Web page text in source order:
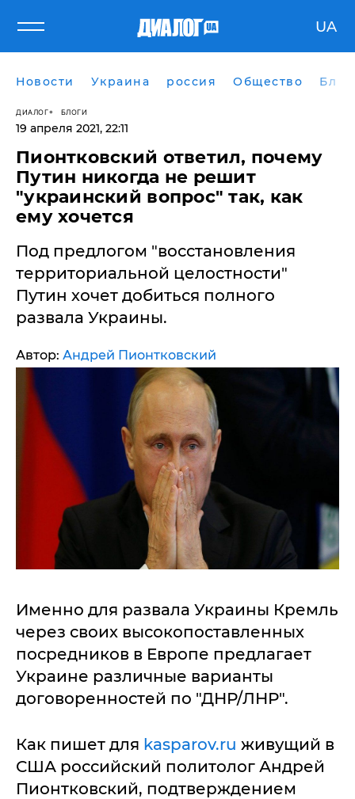
UA
Новости Украина россия Общество
ДИАЛОГ БЛОГИ
19 апреля 2021, 22:11
Пионтковский ответил, почему
Путин никогда не решит
"украинский вопрос" так, как
ему хочется
Под предлогом "восстановления
территориальной целостности"
Путин хочет добиться полного
развала Украины.
Автор: Андрей Пионтковский
Именно для развала Украины Кремль
через своих высокопоставленных
посредников в Европе предлагает
Украине различные варианты
договоренностей по "ДНР/ЛНР".
Как пишет для kasparov.ru живущий в
США российский политолог Андрей
Пионтковский, подтверждением